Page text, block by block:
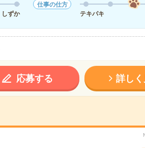
しずか
仕事の仕方
テキパキ
応募する 詳し